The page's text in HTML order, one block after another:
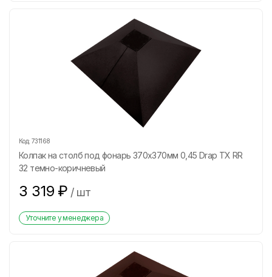
Код: 731168
Колпак на столб под фонарь 370х370мм 0,45 Drap ТХ RR
32 темно-коричневый
3 319 ₽ / шт
Уточните у менеджера